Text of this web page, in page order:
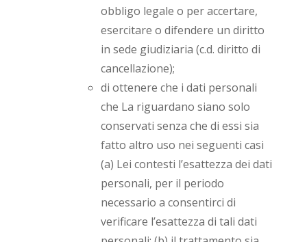
obbligo legale o per accertare,
esercitare o difendere un diritto
in sede giudiziaria (c.d. diritto di
cancellazione);
di ottenere che i dati personali
che La riguardano siano solo
conservati senza che di essi sia
fatto altro uso nei seguenti casi
(a) Lei contesti l’esattezza dei dati
personali, per il periodo
necessario a consentirci di
verificare l’esattezza di tali dati